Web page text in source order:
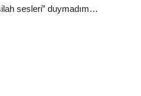
sesleri” duymadım…